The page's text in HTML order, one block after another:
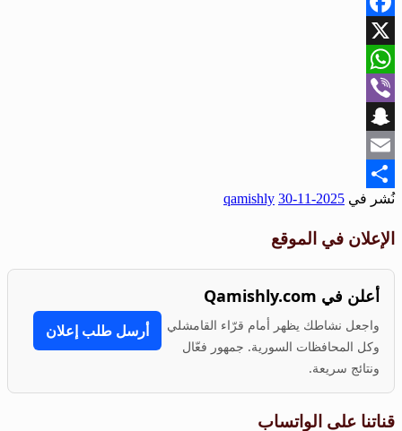
Facebook
X
WhatsApp
Viber
Snapchat
Email
Share
نُشر في 2025-11-30
qamishly
الإعلان في الموقع
أعلن في Qamishly.com
واجعل نشاطك يظهر أمام قرّاء القامشلي
وكل المحافظات السورية. جمهور فعّال
ونتائج سريعة.
أرسل طلب إعلان
قناتنا على الواتساب